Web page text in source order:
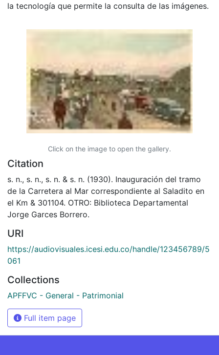
la tecnología que permite la consulta de las imágenes.
Click on the image to open the gallery.
Citation
s. n., s. n., s. n. & s. n. (1930). Inauguración del tramo
de la Carretera al Mar correspondiente al Saladito en
el Km & 301104. OTRO: Biblioteca Departamental
Jorge Garces Borrero.
URI
https://audiovisuales.icesi.edu.co/handle/123456789/5
061
Collections
APFFVC - General - Patrimonial
Full item page